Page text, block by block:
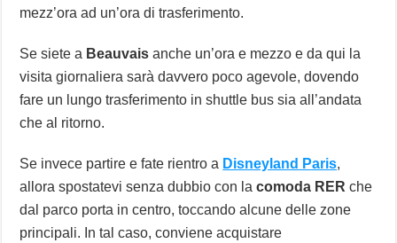
mezz’ora ad un’ora di trasferimento.
Se siete a Beauvaisanche un’ora e mezzo e da qui la
visita giornaliera sarà davvero poco agevole, dovendo
fare un lungo trasferimento in shuttle bus sia all’andata
che al ritorno.
Se invece partire e fate rientro a Disneyland Paris,
allora spostatevi senza dubbio con lacomoda RER che
dal parco porta in centro, toccando alcune delle zone
principali. In tal caso, conviene acquistare